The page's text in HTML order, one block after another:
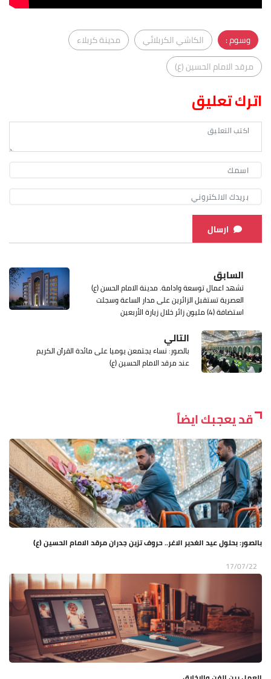
وسوم : الكاشي الكربلائي
مدينة كربلاء
مرقد الامام الحسين (ع)
اترك تعليق
ارسال
السابق
تشهد اعمال توسعة وادامة. مدينة الامام الحسن (ع)
العصرية تستقبل الزائرين على مدار الساعة وسجلت
استضافة (4) مليون زائر خلال زيارة الأربعين
التالي
بالصور: نساء يجتمعن يوميا على مائدة القرآن الكريم
عند مرقد الامام الحسين (ع)
قد يعجبك ايضاً
بالصور: بحلول عيد الغدير الاغر.. حروف تزين جدران مرقد الامام الحسين (ع)
17/07/22